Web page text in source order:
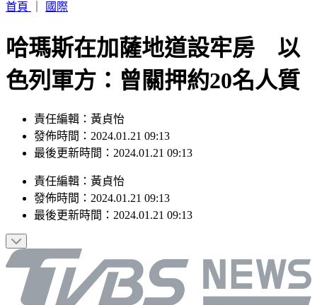
首頁
國際
哈瑪斯在加薩地道設牢房 以
色列軍方：曾關押約20名人質
責任編輯：黃貞怡
發佈時間：2024.01.21 09:13
最後更新時間：2024.01.21 09:13
責任編輯 ： 黃貞怡
發佈時間： 2024.01.21 09:13
最後更新時間： 2024.01.21 09:13